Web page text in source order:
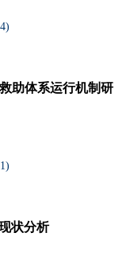
)
助体系运行机制研
)
状分析